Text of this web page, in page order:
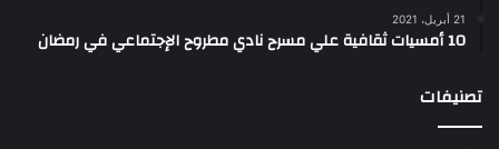
21 أبريل، 2021
10 أمسيات ثقافية علي مسرح نادي مطروح الإجتماعي في رمضان
تصنيفات